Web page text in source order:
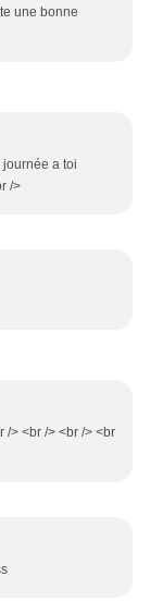
une bonne
a toi
/>
/> <br /> <br /> <br